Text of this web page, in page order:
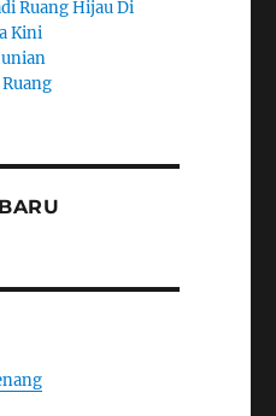
Ruang Hijau Di
Kini